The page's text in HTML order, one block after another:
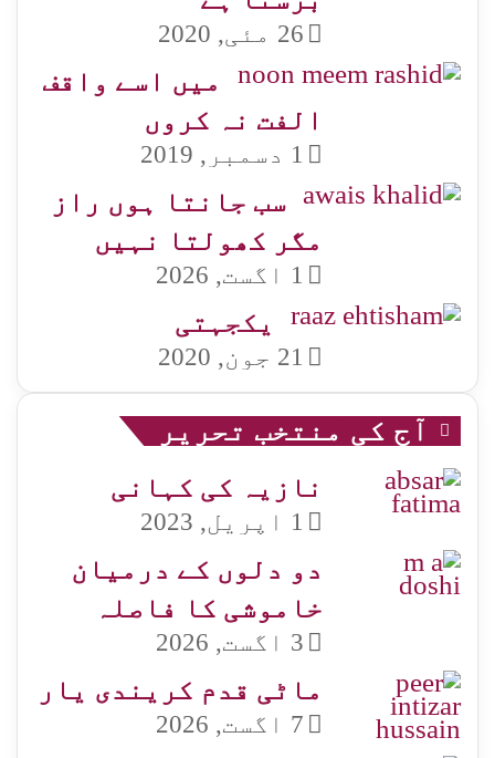
26 مئی, 2020
میں اسے واقف
الفت نہ کروں
1 دسمبر, 2019
سب جانتا ہوں راز
مگر کھولتا نہیں
1 اگست, 2026
یکجہتی
21 جون, 2020
آج کی منتخب تحریر
نازیہ کی کہانی
1 اپریل, 2023
دو دلوں کے درمیان
خاموشی کا فاصلہ
3 اگست, 2026
ماٹی قدم کریندی یار
7 اگست, 2026